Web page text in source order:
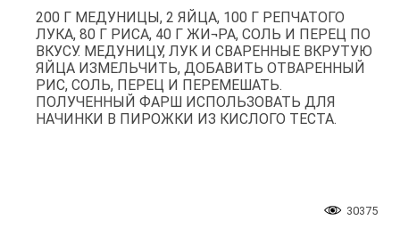
200 Г МЕДУНИЦЫ, 2 ЯЙЦА, 100 Г РЕПЧАТОГО
ЛУКА, 80 Г РИСА, 40 Г ЖИ¬РА, СОЛЬ И ПЕРЕЦ ПО
ВКУСУ. МЕДУНИЦУ, ЛУК И СВАРЕННЫЕ ВКРУТУЮ
ЯЙЦА ИЗМЕЛЬЧИТЬ, ДОБАВИТЬ ОТВАРЕННЫЙ
РИС, СОЛЬ, ПЕРЕЦ И ПЕРЕМЕШАТЬ.
ПОЛУЧЕННЫЙ ФАРШ ИСПОЛЬЗОВАТЬ ДЛЯ
НАЧИНКИ В ПИРОЖКИ ИЗ КИСЛОГО ТЕСТА.
30375